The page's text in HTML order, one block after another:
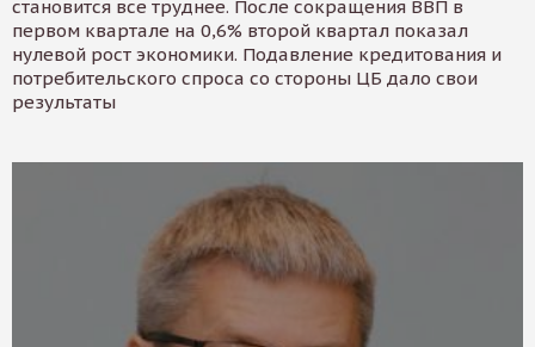
становится все труднее. После сокращения ВВП в
первом квартале на 0,6% второй квартал показал
нулевой рост экономики. Подавление кредитования и
потребительского спроса со стороны ЦБ дало свои
результаты